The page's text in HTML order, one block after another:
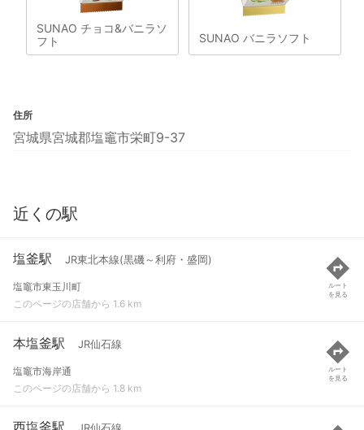
SUNAO チョコ&バニラソ
フト
SUNAO バニラソフト
住所
宮城県宮城郡塩竈市栄町9-37
近くの駅
塩釜駅 JR東北本線(黒磯～利府・盛岡)
塩竈市東玉川町
このページの店舗から 1.6 km
ルート
を見る
本塩釜駅 JR仙石線
塩竈市海岸通
このページの店舗から 1.8 km
ルート
を見る
西塩釜駅